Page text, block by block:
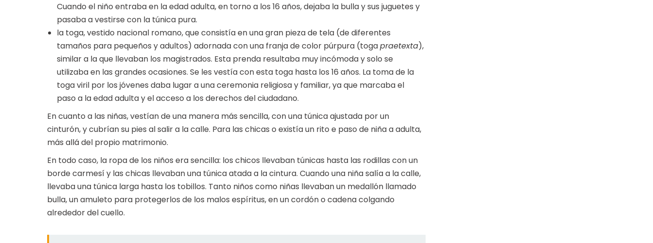
Cuando el niño entraba en la edad adulta, en torno a los 16 años, dejaba la bulla y sus juguetes y
pasaba a vestirse con la túnica pura.
la toga, vestido nacional romano, que consistía en una gran pieza de tela (de diferentes
tamaños para pequeños y adultos) adornada con una franja de color púrpura (togapraetexta),
similar a la que llevaban los magistrados. Esta prenda resultaba muy incómoda y solo se
utilizaba en las grandes ocasiones. Se les vestía con esta toga hasta los 16 años. La toma de la
toga viril por los jóvenes daba lugar a una ceremonia religiosa y familiar, ya que marcaba el
paso a la edad adulta y el acceso a los derechos del ciudadano.
En cuanto a las niñas, vestían de una manera más sencilla, con una túnica ajustada por un
cinturón, y cubrían su pies al salir a la calle. Para las chicas o existía un rito e paso de niña a adulta,
más allá del propio matrimonio.
En todo caso, la ropa de los niños era sencilla: los chicos llevaban túnicas hasta las rodillas con un
borde carmesí y las chicas llevaban una túnica atada a la cintura. Cuando una niña salía a la calle,
llevaba una túnica larga hasta los tobillos. Tanto niños como niñas llevaban un medallón llamado
bulla, un amuleto para protegerlos de los malos espíritus, en un cordón o cadena colgando
alrededor del cuello.